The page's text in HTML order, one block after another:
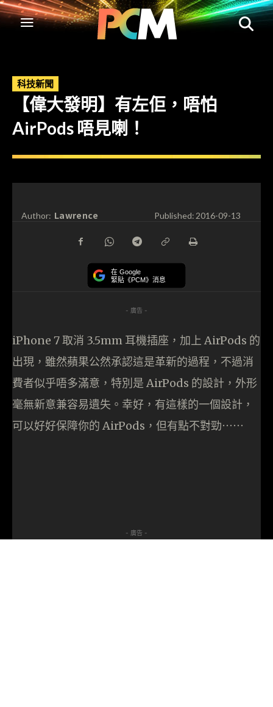
科技新聞
【偉大發明】有左佢，唔怕
AirPods 唔見喇！
Author: Lawrence Published:2016-09-13
在 Google
緊貼《PCM》消息
- 廣告 -
iPhone 7 取消 3.5mm 耳機插座，加上 AirPods 的
出現，雖然蘋果公然承認這是革新的過程，不過消
費者似乎唔多滿意，特別是 AirPods 的設計，外形
毫無新意兼容易遺失。幸好，有這樣的一個設計，
可以好好保障你的 AirPods，但有點不對勁⋯⋯
- 廣告 -